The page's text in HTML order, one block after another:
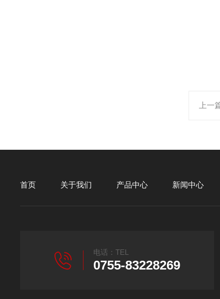
上一
首页 关于我们 产品中心 新闻中心
电话：TEL
0755-83228269